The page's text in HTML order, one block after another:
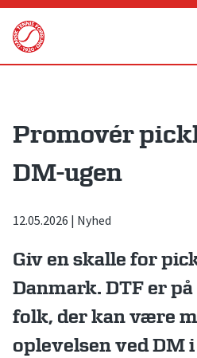
Skip
content
Promovér
DM-ugen
12.05.2026 | Nyhed
Giv en skalle for
Danmark. DTF er
folk, der kan være
oplevelsen ved DM